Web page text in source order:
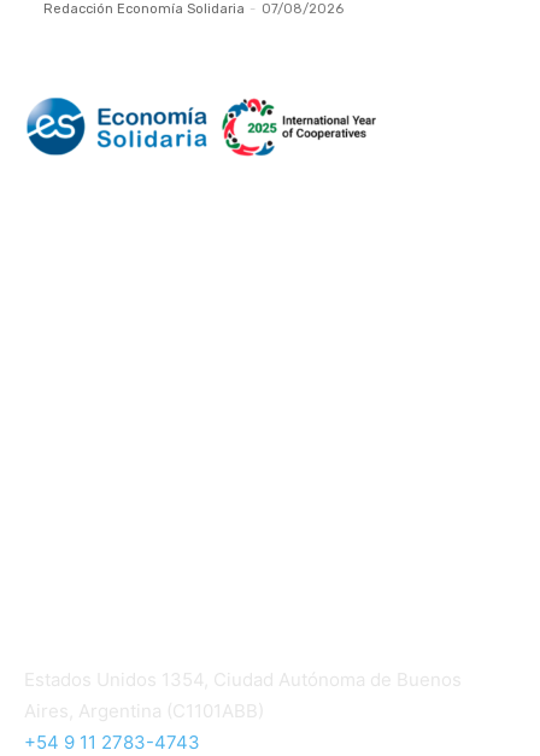
Redacción Economía Solidaria - 07/08/2026
Estados Unidos 1354, Ciudad Autónoma de Buenos
Aires, Argentina (C1101ABB)
+54 9 11 2783-4743